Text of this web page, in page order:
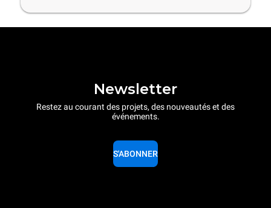
Newsletter
Restez au courant des projets, des nouveautés et des
événements.
S'ABONNER